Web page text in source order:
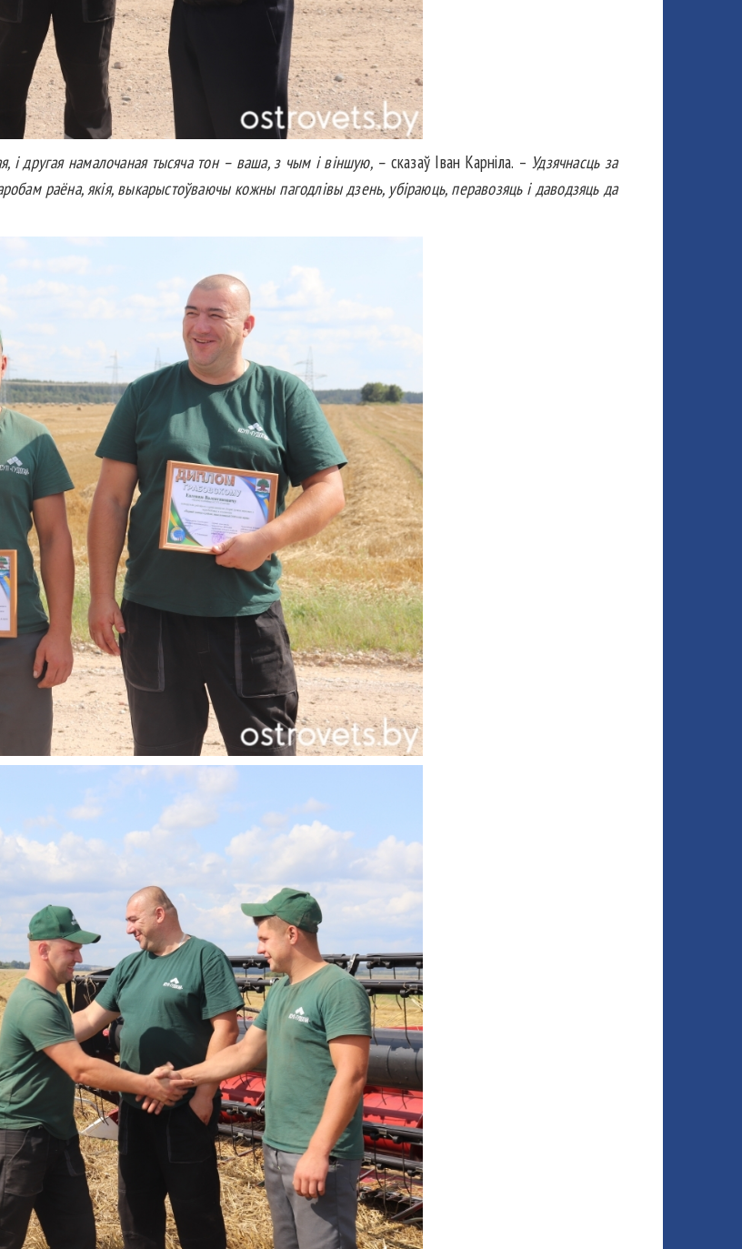
і другая намалочаная тысяча тон – ваша, з чым і віншую, – сказаў Іван Карніла. – Удзячнасць за
раёна, якія, выкарыстоўваючы кожны пагодлівы дзень, убіраюць, перавозяць і даводзяць да